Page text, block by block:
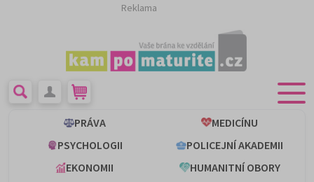
Reklama
PRÁVA
MEDICÍNU
PSYCHOLOGII
POLICEJNÍ AKADEMII
EKONOMII
HUMANITNÍ OBORY